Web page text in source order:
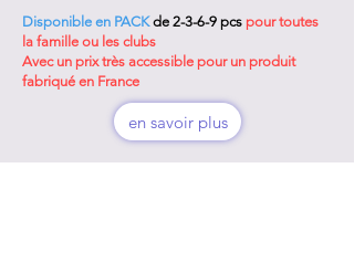
Disponible en PACK de 2-3-6-9 pcs pour toutes
la famille ou les clubs
Avec un prix très accessible pour un produit
fabriqué en France
en savoir plus